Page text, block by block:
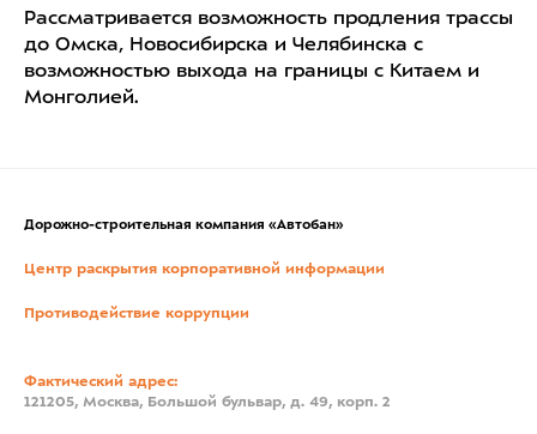
Рассматривается возможность продления трассы
до Омска, Новосибирска и Челябинска с
возможностью выхода на границы с Китаем и
Монголией.
Дорожно-строительная компания «Автобан»
Центр раскрытия корпоративной информации
Противодействие коррупции
Фактический адрес:
121205, Москва, Большой бульвар, д. 49, корп. 2